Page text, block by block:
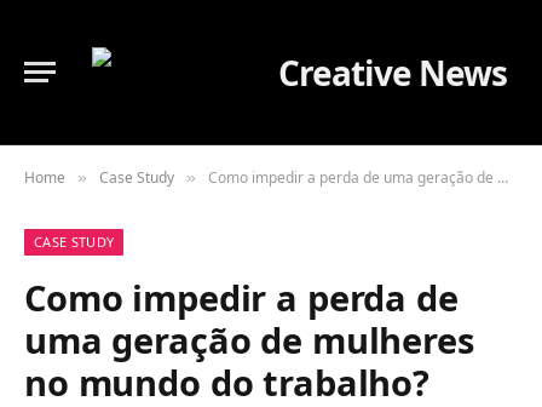
Home » Case Study » Como impedir a perda de uma geração de mulheres no mundo do trabalho?
CASE STUDY
Como impedir a perda de
uma geração de mulheres
no mundo do trabalho?